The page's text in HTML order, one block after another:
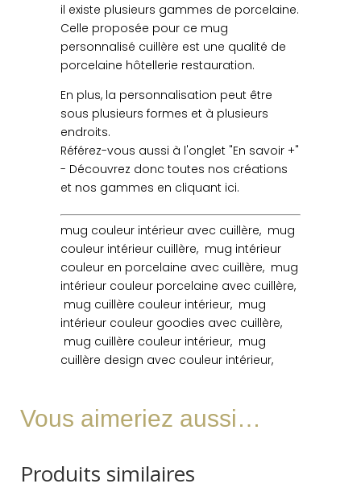
il existe plusieurs gammes de porcelaine.
Celle proposée pour ce mug
personnalisé cuillère est une qualité de
porcelaine hôtellerie restauration.
En plus, la personnalisation peut être
sous plusieurs formes et à plusieurs
endroits.
Référez-vous aussi à l'onglet "En savoir +"
- Découvrez donc toutes nos créations
et nos gammes en cliquant ici.
mug couleur intérieur avec cuillère, mug
couleur intérieur cuillère, mug intérieur
couleur en porcelaine avec cuillère, mug
intérieur couleur porcelaine avec cuillère,
mug cuillère couleur intérieur, mug
intérieur couleur goodies avec cuillère,
mug cuillère couleur intérieur, mug
cuillère design avec couleur intérieur,
Vous aimeriez aussi…
Produits similaires